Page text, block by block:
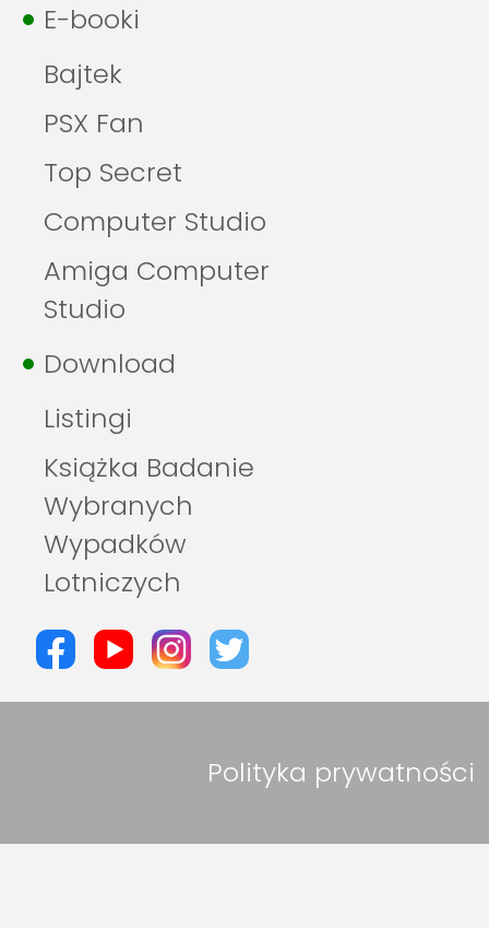
E-booki
Bajtek
PSX Fan
Top Secret
Computer Studio
Amiga Computer
Studio
Download
Listingi
Książka Badanie
Wybranych
Wypadków
Lotniczych
Polityka prywatności